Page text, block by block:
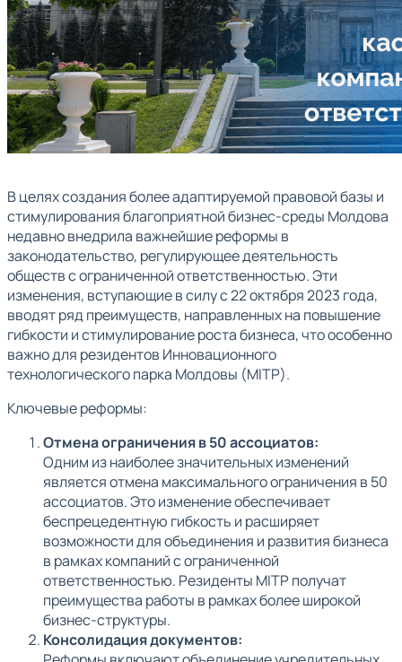
В целях создания более адаптируемой правовой базы и
стимулирования благоприятной бизнес-среды Молдова
недавно внедрила важнейшие реформы в
законодательство, регулирующее деятельность
обществ с ограниченной ответственностью. Эти
изменения, вступающие в силу с 22 октября 2023 года,
вводят ряд преимуществ, направленных на повышение
гибкости и стимулирование роста бизнеса, что особенно
важно для резидентов Инновационного
технологического парка Молдовы (MITP).
Ключевые реформы:
Отмена ограничения в 50 ассоциатов:
Одним из наиболее значительных изменений
является отмена максимального ограничения в 50
ассоциатов. Это изменение обеспечивает
беспрецедентную гибкость и расширяет
возможности для объединения и развития бизнеса
в рамках компаний с ограниченной
ответственностью. Резиденты MITP получат
преимущества работы в рамках более широкой
бизнес-структуры.
Консолидация документов: